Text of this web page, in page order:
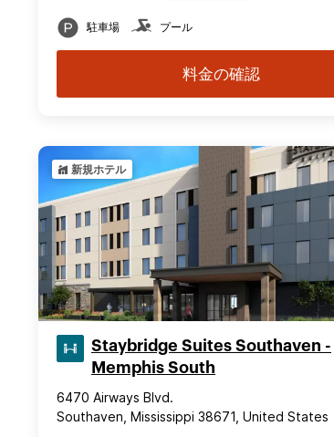
駐車場 プール
料金の確認
新規ホテル
Staybridge Suites Southaven -
Memphis South
6470 Airways Blvd.
Southaven, Mississippi 38671, United States